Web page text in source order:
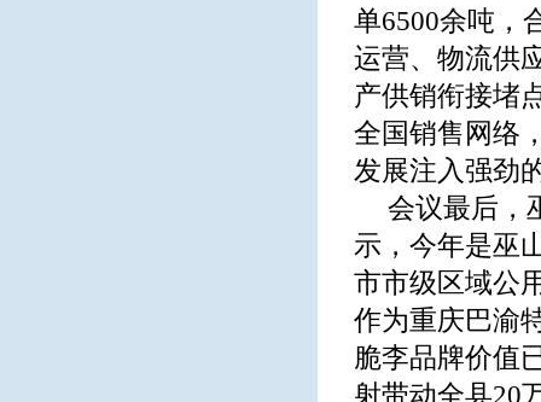
单6500余吨，
运营、物流供
产供销衔接堵
全国销售网络
发展注入强劲
会议最后，
示，今年是巫
市市级区域公
作为重庆巴渝
脆李品牌价值
射带动全县20